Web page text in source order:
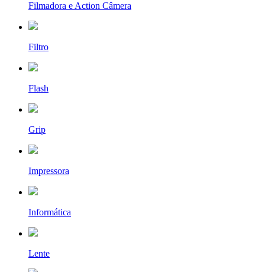
Filmadora e Action Câmera
Filtro
Flash
Grip
Impressora
Informática
Lente